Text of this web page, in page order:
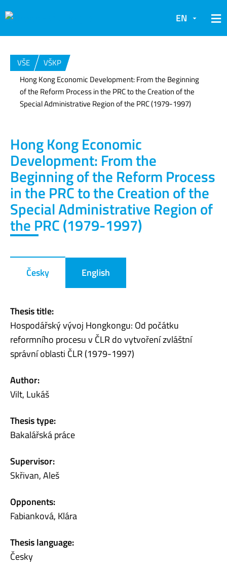
EN
VŠE
VŠKP
Hong Kong Economic Development: From the Beginning
of the Reform Process in the PRC to the Creation of the
Special Administrative Region of the PRC (1979-1997)
Hong Kong Economic
Development: From the
Beginning of the Reform Process
in the PRC to the Creation of the
Special Administrative Region of
the PRC (1979-1997)
Česky English
Thesis title:
Hospodářský vývoj Hongkongu: Od počátku
reformního procesu v ČLR do vytvoření zvláštní
správní oblasti ČLR (1979-1997)
Author:
Vilt, Lukáš
Thesis type:
Bakalářská práce
Supervisor:
Skřivan, Aleš
Opponents:
Fabianková, Klára
Thesis language:
Česky